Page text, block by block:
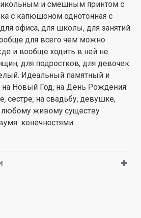
и смешным принтом с
с капюшоном однотонная с
офиса, для школы, для занятий
для всего чем можно
и вообще ходить в ней не
для подростков, для девочек
Идеальный памятный и
на Новый Год, на День Рождения
сестре, на свадьбу, девушке,
живому существу
конечностями.